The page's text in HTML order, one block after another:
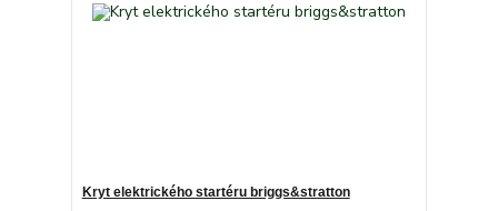
Kryt elektrického startéru briggs&stratton